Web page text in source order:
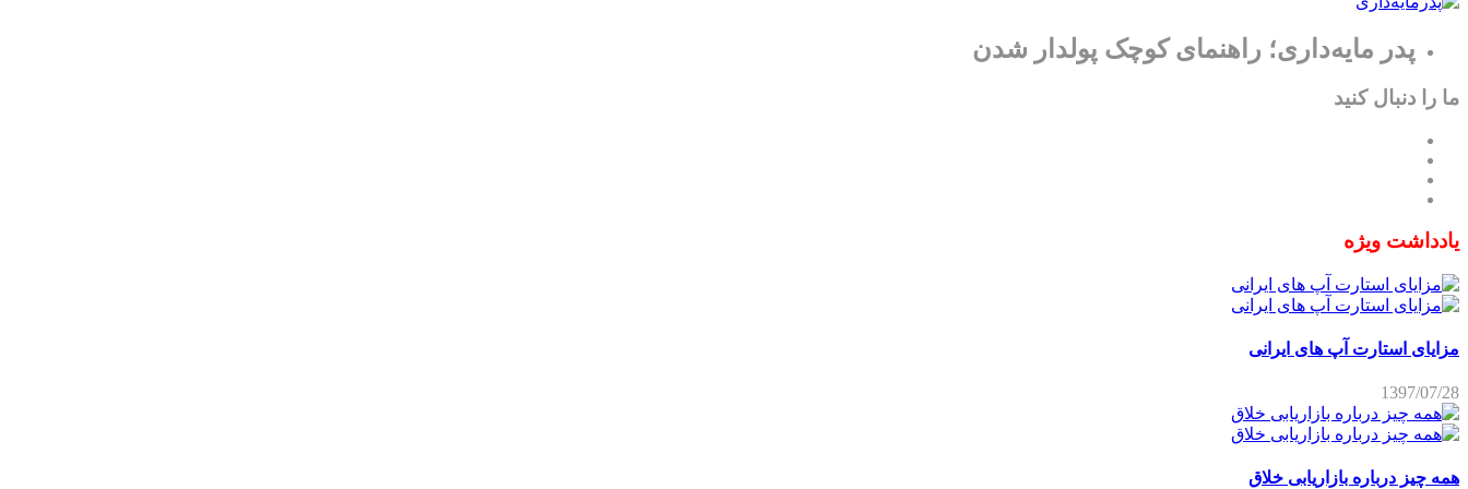
پدر مایه‌داری؛ راهنمای کوچک پولدار شدن
ما را دنبال کنید
یادداشت ویژه
مزایای استارت آپ های ایرانی
1397/07/28
همه چیز درباره بازاریابی خلاق